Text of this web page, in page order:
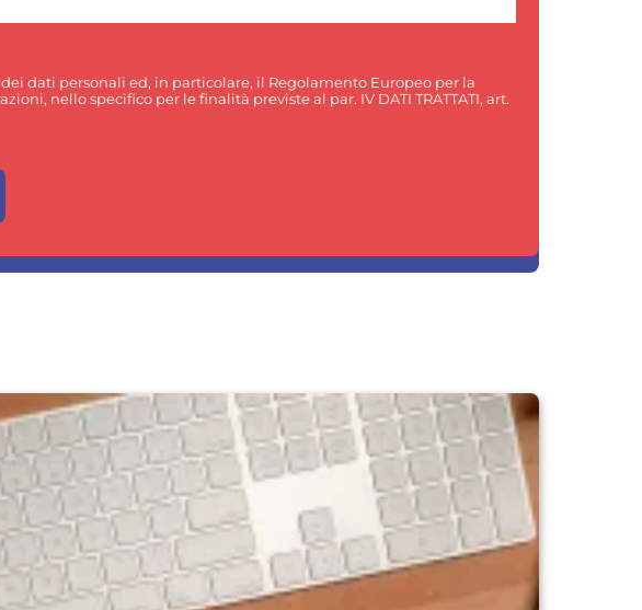
dati personali ed, in particolare, il Regolamento Europeo per la
nello specifico per le finalità previste al par. IV DATI TRATTATI, art.